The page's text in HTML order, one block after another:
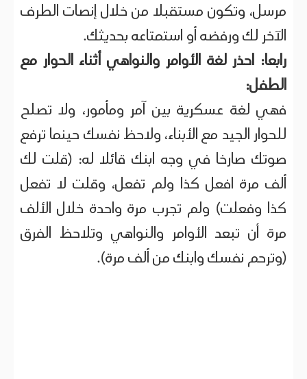
مرسل، وتكون مستقبلا من خلال إنصات الطرف
الآخر لك ورفضه أو استمتاعه بحديثك.
رابعا: احذر لغة الأوامر والنواهي أثناء الحوار مع
الطفل:
فهي لغة عسكرية بين آمر ومأمور، ولا تصلح
للحوار الجيد مع الأبناء، ولاحظ نفسك حينما ترفع
صوتك صارخا في وجه ابنك قائلا له: (قلت لك
ألف مرة افعل كذا ولم تفعل، وقلت لا تفعل
كذا وفعلت) ولم تجرب مرة واحدة خلال الألف
مرة أن تبعد الأوامر والنواهي وتلاحظ الفرق
(وترحم نفسك وابنك من ألف مرة).